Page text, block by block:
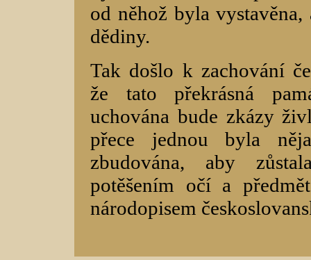
od něhož byla
dědiny.
Tak došlo k zachování
že tato překrásná
uchována bude zkázy
přece jednou byla
zbudována, aby
potěšením očí a
národopisem